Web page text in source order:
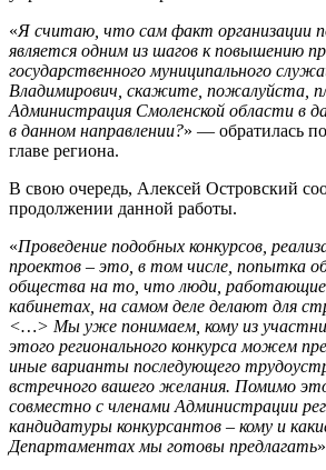
«Я считаю, что сам факт организации
является одним из шагов к повышению
государственного муниципального
Владимирович, скажите, пожалуйста,
Администрация Смоленской области в
в данном направлении?» — обратилась
главе региона.
В свою очередь, Алексей Островский
продолжении данной работы.
«Проведение подобных конкурсов,
проектов – это, в том числе, попытка
общества на то, что люди, работающие
кабинетах, на самом деле делают для
<…> Мы уже понимаем, кому из
этого регионального конкурса можем
иные варианты последующего
встречного вашего желания. Помимо
совместно с членами Администрации
кандидатуры конкурсантов – кому и
Департаментах мы готовы предлагать